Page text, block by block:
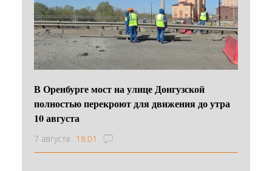
В Оренбурге мост на улице Донгузской
полностью перекроют для движения до утра
10 августа
7 августа 18:01